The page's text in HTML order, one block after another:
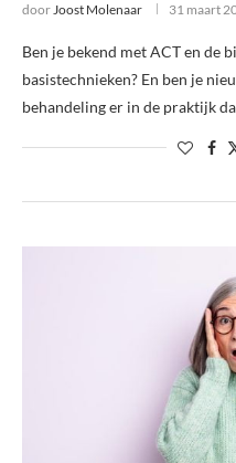
doorJoost Molenaar 31 maart
Ben je bekend met ACT en de
basistechnieken? En ben je
behandeling er in de praktijk